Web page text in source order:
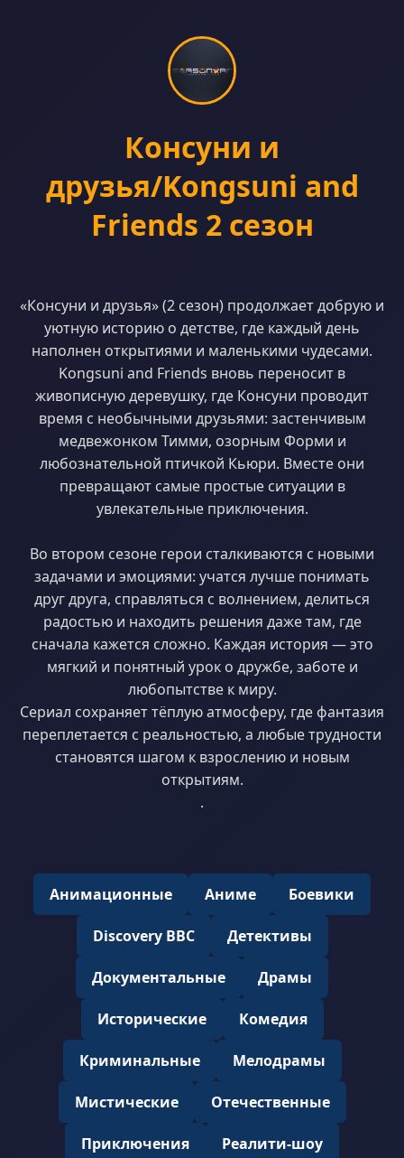
Консуни и
друзья/Kongsuni and
Friends 2 сезон
«Консуни и друзья» (2 сезон) продолжает добрую и
уютную историю о детстве, где каждый день
наполнен открытиями и маленькими чудесами.
Kongsuni and Friends вновь переносит в
живописную деревушку, где Консуни проводит
время с необычными друзьями: застенчивым
медвежонком Тимми, озорным Форми и
любознательной птичкой Кьюри. Вместе они
превращают самые простые ситуации в
увлекательные приключения.
Во втором сезоне герои сталкиваются с новыми
задачами и эмоциями: учатся лучше понимать
друг друга, справляться с волнением, делиться
радостью и находить решения даже там, где
сначала кажется сложно. Каждая история — это
мягкий и понятный урок о дружбе, заботе и
любопытстве к миру.
Сериал сохраняет тёплую атмосферу, где фантазия
переплетается с реальностью, а любые трудности
становятся шагом к взрослению и новым
открытиям.
.
Анимационные Аниме Боевики
Discovery BBC Детективы
Документальные Драмы
Исторические Комедия
Криминальные Мелодрамы
Мистические Отечественные
Приключения Реалити-шоу